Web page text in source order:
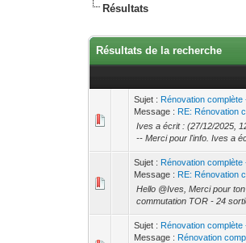
Résultats
Résultats de la recherche
Sujet : Rénovation
Message : RE: Rénovation
Ives a écrit : (27/12/2025,
-- Merci pour l'info. Ives a
Sujet : Rénovation
Message : RE: Rénovation
Hello @Ives, Merci pour
commutation TOR - 24
Sujet : Rénovation
Message : Rénovation